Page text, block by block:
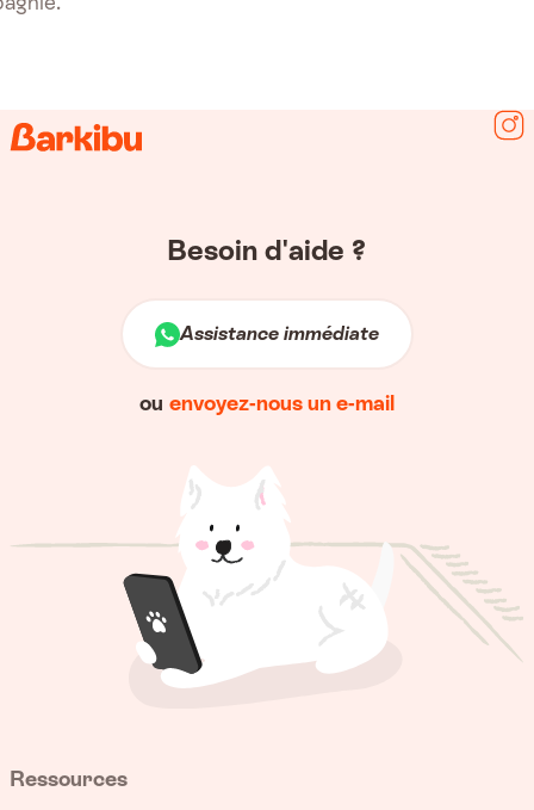
Besoin d'aide ?
Assistance immédiate
ou envoyez-nous un e-mail
Ressources